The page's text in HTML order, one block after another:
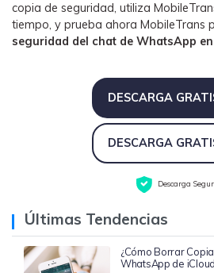
copia de seguridad, utiliza
tiempo, y prueba ahora MobileTrans
seguridad del chat de WhatsApp
DESCARGA
DESCARGA
Descarga
Últimas Tendencias
¿Cómo Borrar
WhatsApp de